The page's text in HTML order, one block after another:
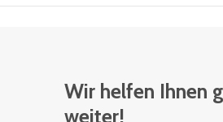
Wir helfen Ihnen
weiter!